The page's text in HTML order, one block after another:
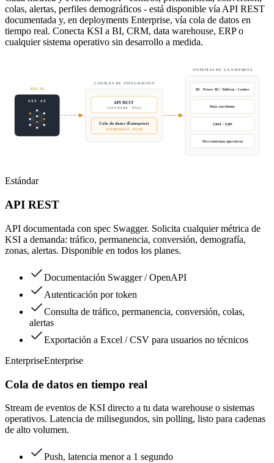
colas, alertas, perfiles demográficos - está disponible vía API REST
documentada y, en deployments Enterprise, vía cola de datos en
tiempo real. Conecta KSI a BI, CRM, data warehouse, ERP o
cualquier sistema operativo sin desarrollo a medida.
KSI AI
CANALES DE INTEGRACIÓN
SISTEMAS DE LA EMPRESA
API REST
STANDARD · PULL
Cola de datos (Enterprise)
ENTERPRISE · PUSH
BI · Power BI / Tableau / Looker
Data warehouse
CRM / ERP
Herramientas operativas
KSI AI
Estándar
API REST
API documentada con spec Swagger. Solicita cualquier métrica de
KSI a demanda: tráfico, permanencia, conversión, demografía,
zonas, alertas. Disponible en todos los planes.
Documentación Swagger / OpenAPI
Autenticación por token
Consulta de tráfico, permanencia, conversión, colas,
alertas
Exportación a Excel / CSV para usuarios no técnicos
EnterpriseEnterprise
Cola de datos en tiempo real
Stream de eventos de KSI directo a tu data warehouse o sistemas
operativos. Latencia de milisegundos, sin polling, listo para cadenas
de alto volumen.
Push, latencia menor a 1 segundo